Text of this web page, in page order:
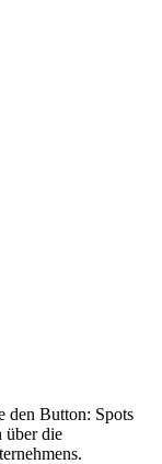
den Button: Spots
über die